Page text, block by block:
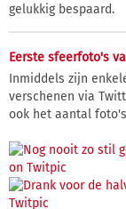
gelukkig bespaard.
Eerste sfeerfoto's
Inmiddels zijn
verschenen via
ook het aantal